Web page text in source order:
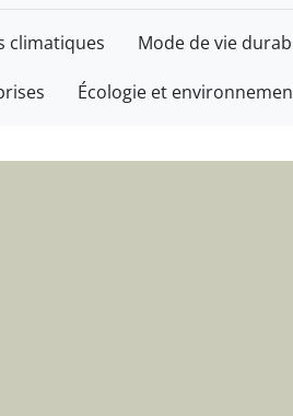
et
climatiques Mode de vie
Écologie et